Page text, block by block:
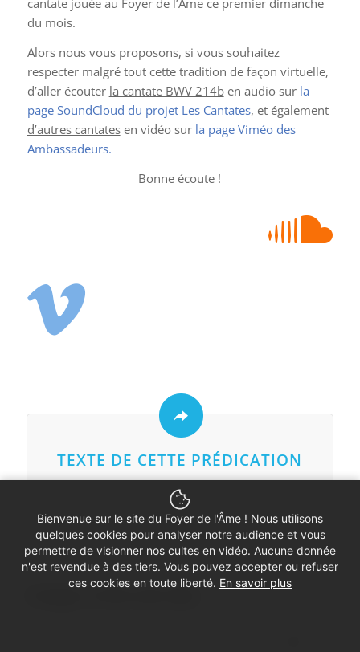
cantate jouée au Foyer de l’Âme ce premier dimanche
du mois.
Alors nous vous proposons, si vous souhaitez
respecter malgré tout cette tradition de façon virtuelle,
d’aller écouter la cantate BWV 214ben audio sur la
page SoundCloud du projet Les Cantates, et également
d’autres cantatesen vidéo sur la page Viméo des
Ambassadeurs.
Bonne écoute !
TEXTE DE CETTE PRÉDICATION
Bienvenue sur le site du Foyer de l'Âme ! Nous utilisons
quelques cookies pour analyser notre audience et vous
permettre de visionner nos cultes en vidéo. Aucune donnée
n'est revendue à des tiers. Vous pouvez accepter ou refuser
ces cookies en toute liberté. En savoir plus